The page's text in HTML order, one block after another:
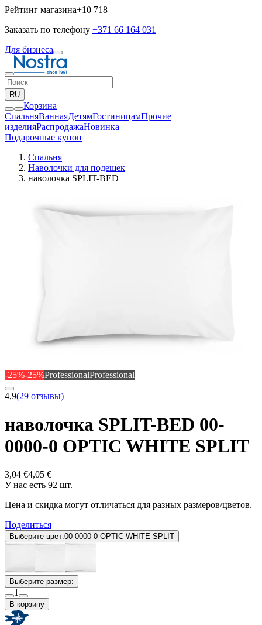
Рейтинг магазина+10 718
Заказать по телефону +371 66 164 031
Для бизнеса
RU
Корзина
СпальняВаннаяДетямГостиницамПрочие
изделияPаспродажаНовинка
Подарочные купон
Спальня
Наволочки для подешек
наволочка SPLIT-BED
-25%-25%ProfessionalProfessional
4,9(29 отзывы)
наволочка SPLIT-BED 00-
0000-0 OPTIC WHITE SPLIT
3,04 €4,05 €
У нас есть 92 шт.
Цена и скидка могут отличаться для разных размеров/цветов.
Поделиться
Выберите цвет:00-0000-0 OPTIC WHITE SPLIT
Выберите размер:
1
В корзину